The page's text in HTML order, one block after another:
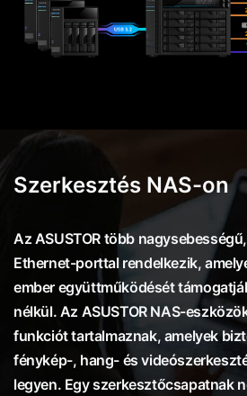
Szerkesztés NAS-on
Az ASUSTOR több
Ethernet-porttal rendelkezik,
ember együttműködését
nélkül. Az ASUSTOR NAS-
funkciót tartalmaznak, amelyek
fénykép-, hang- és
legyen. Egy szerkesztőcsapatnak